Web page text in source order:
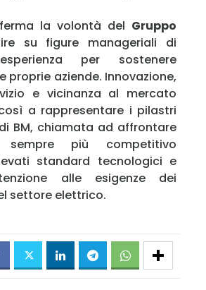
la volontà del Gruppo
su figure manageriali di
per sostenere
proprie aziende. Innovazione,
e vicinanza al mercato
a rappresentare i pilastri
BM, chiamata ad affrontare
più competitivo
standard tecnologici e
alle esigenze dei
settore elettrico.